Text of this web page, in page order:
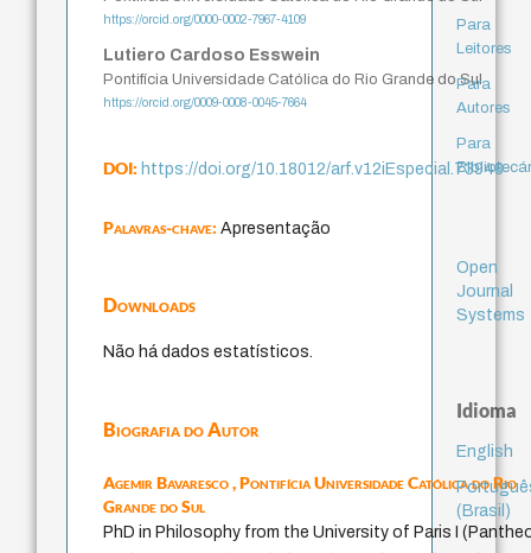
https://orcid.org/0000-0002-7967-4109
Lutiero Cardoso Esswein
Pontifícia Universidade Católica do Rio Grande do Sul
https://orcid.org/0009-0008-0045-7664
DOI:https://doi.org/10.18012/arf.v12iEspecial.73948
Palavras-chave:Apresentação
Downloads
Não há dados estatísticos.
Biografia do Autor
Agemir Bavaresco ,Pontifícia Universidade Católica do Rio
Grande do Sul
PhD in Philosophy from the University of Paris I
Para
Leitores
Para
Autores
Para
Open
Journal
Systems
Idioma
English
(Brasil)